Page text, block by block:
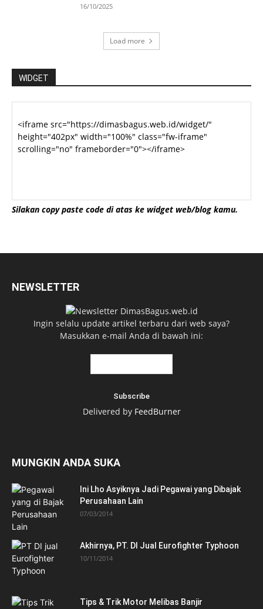
16/10/2025
Load more
WIDGET
Silakan copy paste code di atas ke widget web/blog kamu.
NEWSLETTER
Ingin selalu update artikel terbaru dari web saya?
Masukkan e-mail Anda di bawah ini:
Delivered by FeedBurner
MUNGKIN ANDA SUKA
Ini Lho Asyiknya Jadi Pegawai yang Dibajak
Perusahaan Lain
07/03/2014
Akhirnya, PT. DI Jual Eurofighter Typhoon
10/11/2014
Tips & Trik Motor Melibas Banjir